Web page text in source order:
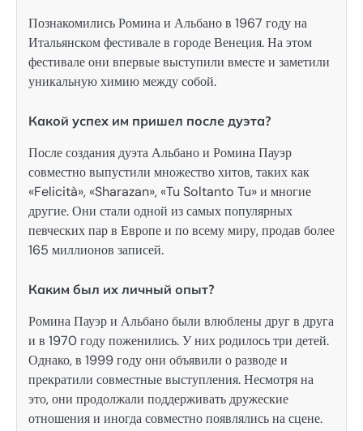
Познакомились Ромина и Альбано в 1967 году на
Итальянском фестивале в городе Венеция. На этом
фестивале они впервые выступили вместе и заметили
уникальную химию между собой.
Какой успех им пришел после дуэта?
После создания дуэта Альбано и Ромина Пауэр
совместно выпустили множество хитов, таких как
«Felicità», «Sharazan», «Tu Soltanto Tu» и многие
другие. Они стали одной из самых популярных
певческих пар в Европе и по всему миру, продав более
165 миллионов записей.
Каким был их личный опыт?
Ромина Пауэр и Альбано были влюблены друг в друга
и в 1970 году поженились. У них родилось три детей.
Однако, в 1999 году они объявили о разводе и
прекратили совместные выступления. Несмотря на
это, они продолжали поддерживать дружеские
отношения и иногда совместно появлялись на сцене.